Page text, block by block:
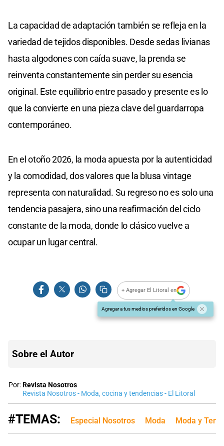
La capacidad de adaptación también se refleja en la
variedad de tejidos disponibles. Desde sedas livianas
hasta algodones con caída suave, la prenda se
reinventa constantemente sin perder su esencia
original. Este equilibrio entre pasado y presente es lo
que la convierte en una pieza clave del guardarropa
contemporáneo.
En el otoño 2026, la moda apuesta por la autenticidad
y la comodidad, dos valores que la blusa vintage
representa con naturalidad. Su regreso no es solo una
tendencia pasajera, sino una reafirmación del ciclo
constante de la moda, donde lo clásico vuelve a
ocupar un lugar central.
+ Agregar El Litoral en
Agregar a tus medios preferidos en Google
Sobre el Autor
Por:Revista Nosotros
Revista Nosotros - Moda, cocina y tendencias - El Litoral
#TEMAS: Especial Nosotros Moda Moda y